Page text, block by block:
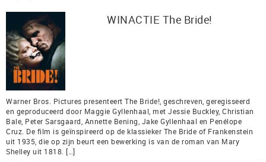
WINACTIE The Bride!
Warner Bros. Pictures presenteert The Bride!, geschreven, geregisseerd
en geproduceerd door Maggie Gyllenhaal, met Jessie Buckley, Christian
Bale, Peter Sarsgaard, Annette Bening, Jake Gyllenhaal en Penélope
Cruz. De film is geïnspireerd op de klassieker The Bride of Frankenstein
uit 1935, die op zijn beurt een bewerking is van de roman van Mary
Shelley uit 1818. […]